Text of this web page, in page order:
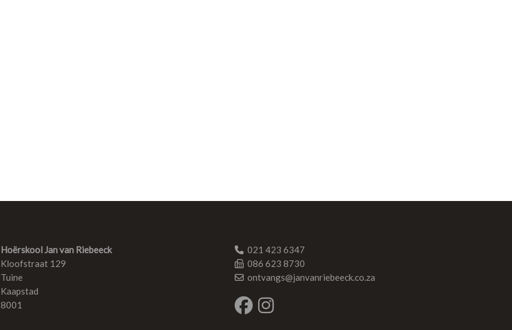
Hoërskool Jan van Riebeeck
Kloofstraat 129
Tuine
Kaapstad
8001
021 423 6347
086 623 8730
ontvangs@janvanriebeeck.co.za